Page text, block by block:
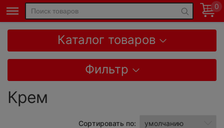
0
Каталог товаров
Фильтр
Крем
Сортировать по: